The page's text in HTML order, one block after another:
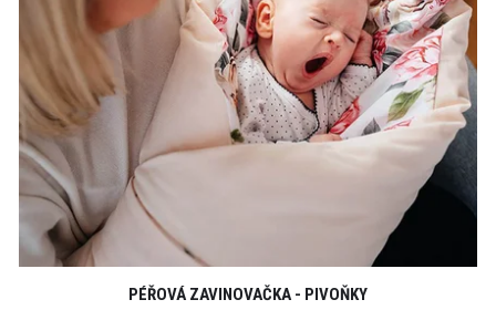
PÉŘOVÁ ZAVINOVAČKA - PIVOŇKY